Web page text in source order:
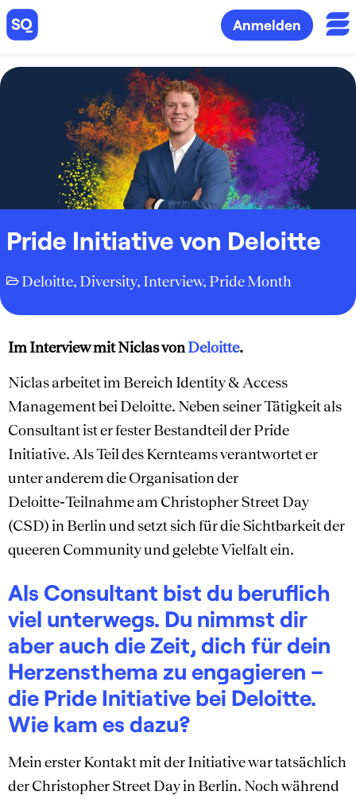
Anmelden
Pride Initiative von Deloitte
Deloitte, Diversity, Interview, Pride Month
Im Interview mit Niclas vonDeloitte.
Niclas arbeitet im Bereich Identity & Access
Management bei Deloitte. Neben seiner Tätigkeit als
Consultant ist er fester Bestandteil der Pride
Initiative. Als Teil des Kernteams verantwortet er
unter anderem die Organisation der
Deloitte‑Teilnahme am Christopher Street Day
(CSD) in Berlin und setzt sich für die Sichtbarkeit der
queeren Community und gelebte Vielfalt ein.
Als Consultant bist du beruflich
viel unterwegs. Du nimmst dir
aber auch die Zeit, dich für dein
Herzensthema zu engagieren –
die Pride Initiative bei Deloitte.
Wie kam es dazu?
Mein erster Kontakt mit der Initiative war tatsächlich
der Christopher Street Day in Berlin. Noch während